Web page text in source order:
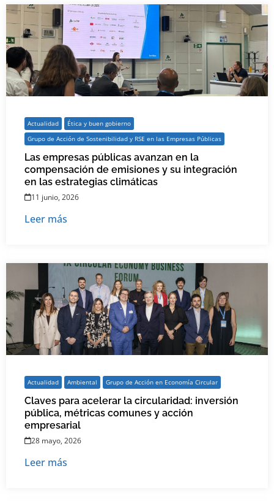
Actualidad
Ética y buen gobierno
Grupo de Acción de Sostenibilidad y RSE en las Empresas Públicas
Las empresas públicas avanzan en la
compensación de emisiones y su integración
en las estrategias climáticas
11 junio, 2026
Leer más
Actualidad Ambiental Grupo de Acción en Economía Circular
Claves para acelerar la circularidad: inversión
pública, métricas comunes y acción
empresarial
28 mayo, 2026
Leer más